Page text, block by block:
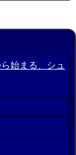
始まる、シュ